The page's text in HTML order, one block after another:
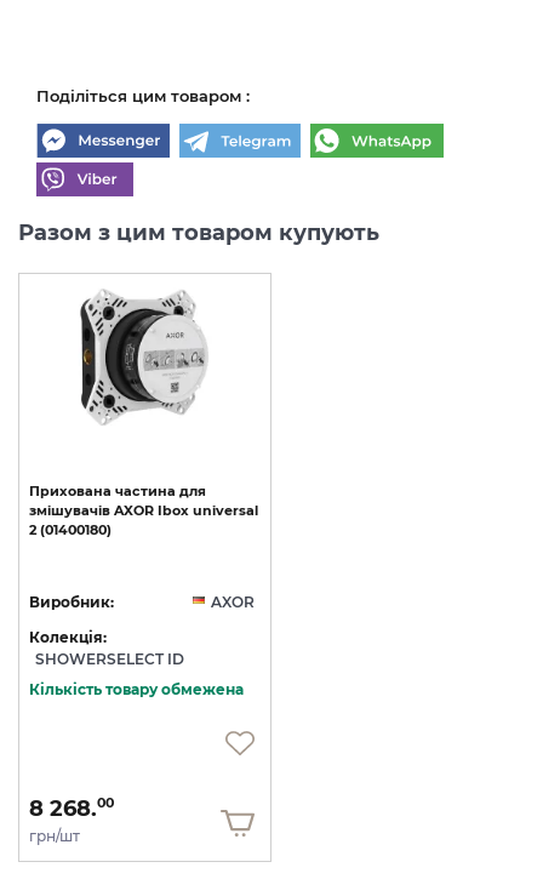
Поділіться цим товаром :
Разом з цим товаром купують
Прихована частина для
змішувачів AXOR Ibox universal
2 (01400180)
Виробник:
AXOR
Колекція:
SHOWERSELECT ID
Кількість товару обмежена
8 268.00
грн/шт